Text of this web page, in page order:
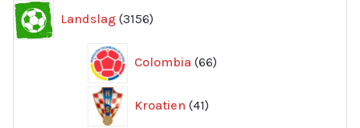
Landslag 3156
produkter
Colombia 66
produkter
Kroatien 41
produkter